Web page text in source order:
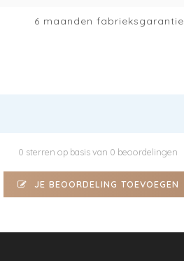
6 maanden fabrieksgarantie
0 sterren op basis van 0 beoordelingen
JE BEOORDELING TOEVOEGEN